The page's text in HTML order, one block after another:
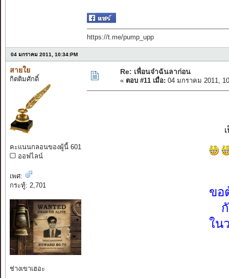
https://t.me/pump_upp
04 มกราคม 2011, 10:34:PM
สายใย
กิตติมศักดิ์
คะแนนกลอนของผู้นี้ 601
ออฟไลน์
เพศ:
กระทู้: 2,701
ช่างเขาเฮอะ
Re: เพื่อนจ๋าฉันลาก่อน
« ตอบ #11 เมื่อ: 04 มกราคม 2011,
ขอ
ใน